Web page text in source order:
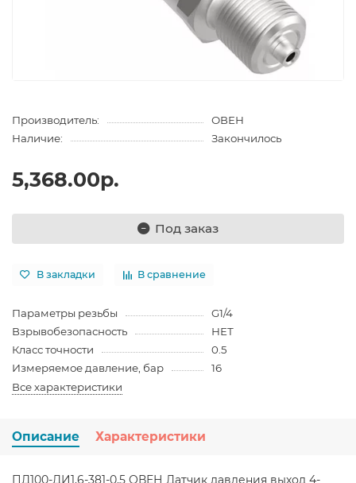
Производитель:
ОВЕН
Наличие:
Закончилось
5,368.00р.
Под заказ
В закладки В сравнение
Параметры резьбы
G1/4
Взрывобезопасность
НЕТ
Класс точности
0.5
Измеряемое давление, бар
16
Все характеристики
Описание Характеристики
ПД100-ДИ1,6-381-0,5 ОВЕН Датчик давления выход 4-